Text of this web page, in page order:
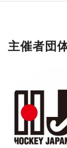
主催者団